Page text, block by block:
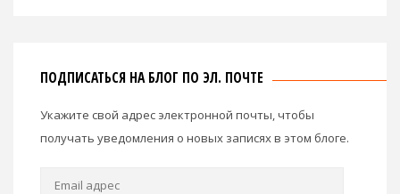
ПОДПИСАТЬСЯ НА БЛОГ ПО ЭЛ. ПОЧТЕ
Укажите свой адрес электронной почты, чтобы
получать уведомления о новых записях в этом блоге.
Email